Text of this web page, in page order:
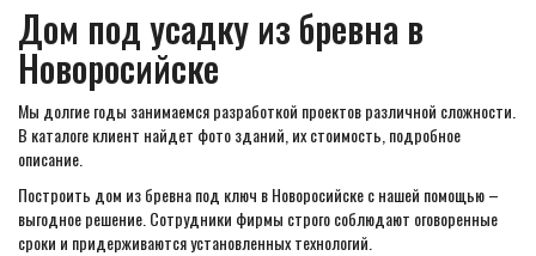
Дом под усадку из бревна в
Новоросийске
Мы долгие годы занимаемся разработкой проектов различной сложности.
В каталоге клиент найдет фото зданий, их стоимость, подробное
описание.
Построить дом из бревна под ключ в Новоросийске с нашей помощью –
выгодное решение. Сотрудники фирмы строго соблюдают оговоренные
сроки и придерживаются установленных технологий.